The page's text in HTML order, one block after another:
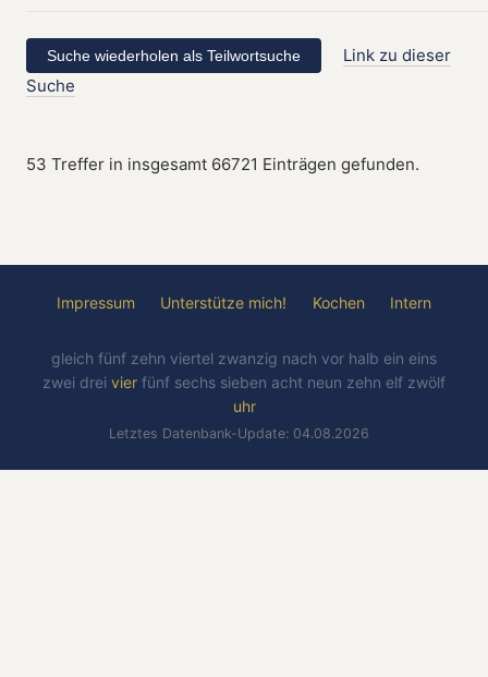
Link zu dieser
Suche
53 Treffer in insgesamt 66721 Einträgen gefunden.
Impressum Unterstütze mich! Kochen Intern
gleich fünf zehn viertel zwanzig nach vor halb ein eins
zwei drei vier fünf sechs sieben acht neun zehn elf zwölf
uhr
Letztes Datenbank-Update: 04.08.2026